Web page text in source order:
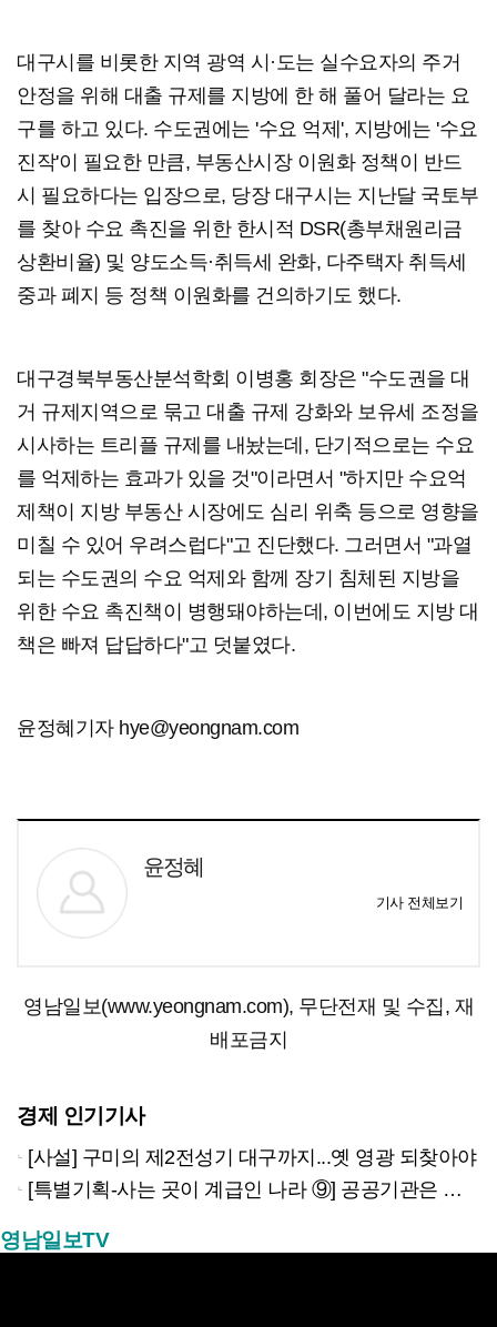
대구시를 비롯한 지역 광역 시·도는 실수요자의 주거
안정을 위해 대출 규제를 지방에 한 해 풀어 달라는 요
구를 하고 있다. 수도권에는 '수요 억제', 지방에는 '수요
진작'이 필요한 만큼, 부동산시장 이원화 정책이 반드
시 필요하다는 입장으로, 당장 대구시는 지난달 국토부
를 찾아 수요 촉진을 위한 한시적 DSR(총부채원리금
상환비율) 및 양도소득·취득세 완화, 다주택자 취득세
중과 폐지 등 정책 이원화를 건의하기도 했다.
대구경북부동산분석학회 이병홍 회장은 "수도권을 대
거 규제지역으로 묶고 대출 규제 강화와 보유세 조정을
시사하는 트리플 규제를 내놨는데, 단기적으로는 수요
를 억제하는 효과가 있을 것"이라면서 "하지만 수요억
제책이 지방 부동산 시장에도 심리 위축 등으로 영향을
미칠 수 있어 우려스럽다"고 진단했다. 그러면서 "과열
되는 수도권의 수요 억제와 함께 장기 침체된 지방을
위한 수요 촉진책이 병행돼야하는데, 이번에도 지방 대
책은 빠져 답답하다"고 덧붙였다.
윤정혜기자 hye@yeongnam.com
윤정혜
기사 전체보기
영남일보(www.yeongnam.com), 무단전재 및 수집, 재
배포금지
경제 인기기사
[사설] 구미의 제2전성기 대구까지...옛 영광 되찾아야
[특별기획-사는 곳이 계급인 나라 ⑨] 공공기관은 지방으로 왔지만, 그들이 사는 곳은 서울이었다
영남일보TV